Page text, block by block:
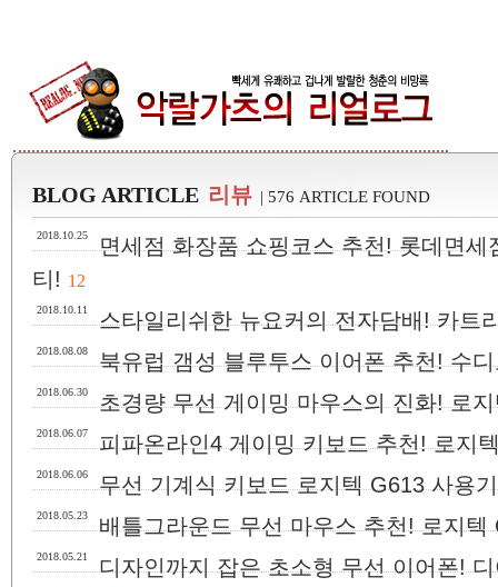
BLOG ARTICLE 리뷰 | 576 ARTICLE FOUND
2018.10.25
면세점 화장품 쇼핑코스 추천! 롯데면
티! 12
2018.10.11 스타일리쉬한 뉴요커의 전자담배! 카트
2018.08.08 북유럽 갬성 블루투스 이어폰 추천! 수
2018.06.30 초경량 무선 게이밍 마우스의 진화! 로
2018.06.07 피파온라인4 게이밍 키보드 추천! 로지
2018.06.06 무선 기계식 키보드 로지텍 G613 사용
2018.05.23 배틀그라운드 무선 마우스 추천! 로지텍
2018.05.21
디자인까지 잡은 초소형 무선 이어폰!